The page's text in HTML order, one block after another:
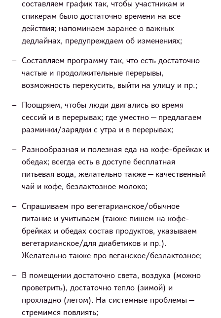
составляем график так, чтобы участникам и
спикерам было достаточно времени на все
действия; напоминаем заранее о важных
дедлайнах, предупреждаем об изменениях;
Составляем программу так, что есть достаточно
частые и продолжительные перерывы,
возможность перекусить, выйти на улицу и пр.;
Поощряем, чтобы люди двигались во время
сессий и в перерывах; где уместно — предлагаем
разминки/зарядки с утра и в перерывах;
Разнообразная и полезная еда на кофе-брейках и
обедах; всегда есть в доступе бесплатная
питьевая вода, желательно также — качественный
чай и кофе, безлактозное молоко;
Спрашиваем про вегетарианское/обычное
питание и учитываем (также пишем на кофе-
брейках и обедах состав продуктов, указываем
вегетарианское/для диабетиков и пр.).
Желательно также про веганское/безлактозное;
В помещении достаточно света, воздуха (можно
проветрить), достаточно тепло (зимой) и
прохладно (летом). На системные проблемы —
стремимся повлиять;